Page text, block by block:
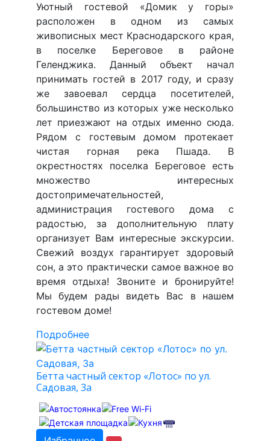
Уютный гостевой «Домик у горы»
расположен в одном из самых
живописных мест Краснодарского края,
в поселке Береговое в районе
Геленджика. Данный объект начал
принимать гостей в 2017 году, и сразу
же завоевал сердца посетителей,
большинство из которых уже несколько
лет приезжают на отдых именно сюда.
Рядом с гостевым домом протекает
чистая горная река Пшада. В
окрестностях поселка Береговое есть
множество интересных
достопримечательностей,
администрация гостевого дома с
радостью, за дополнительную плату
организует Вам интересные экскурсии.
Свежий воздух гарантирует здоровый
сон, а это практически самое важное во
время отдыха! Звоните и бронируйте!
Мы будем рады видеть Вас в нашем
гостевом доме!
Подробнее
Бетта частный сектор «Лотос» по ул.
Садовая, 3а